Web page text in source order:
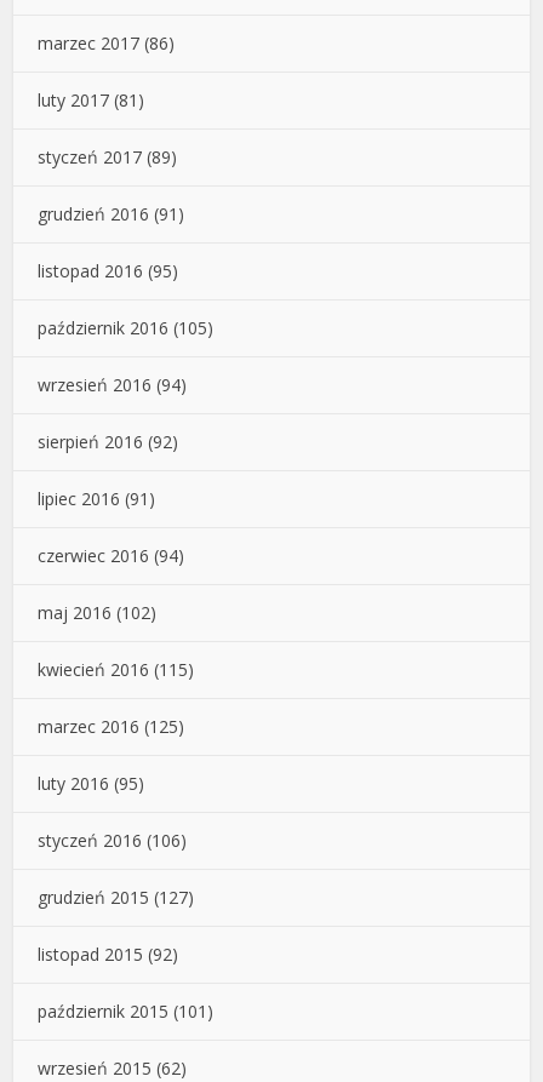
marzec 2017 (86)
luty 2017 (81)
styczeń 2017 (89)
grudzień 2016 (91)
listopad 2016 (95)
październik 2016 (105)
wrzesień 2016 (94)
sierpień 2016 (92)
lipiec 2016 (91)
czerwiec 2016 (94)
maj 2016 (102)
kwiecień 2016 (115)
marzec 2016 (125)
luty 2016 (95)
styczeń 2016 (106)
grudzień 2015 (127)
listopad 2015 (92)
październik 2015 (101)
wrzesień 2015 (62)